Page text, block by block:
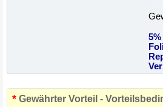
* Gewährter Vorteil -